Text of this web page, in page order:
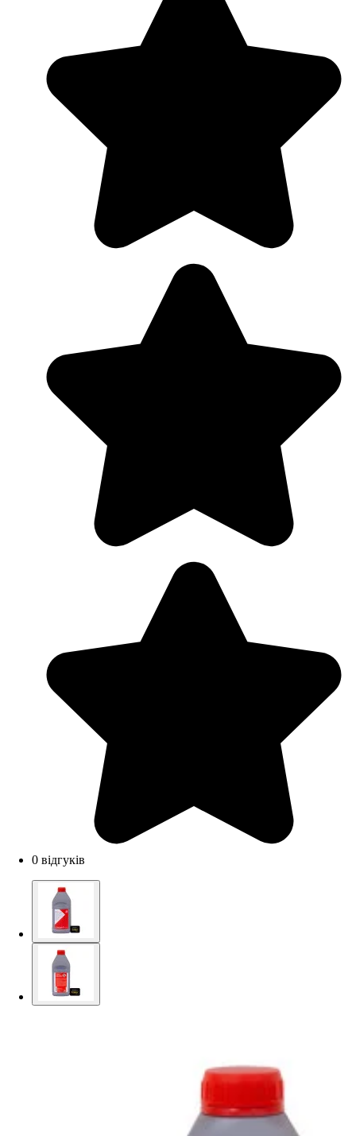
0 відгуків